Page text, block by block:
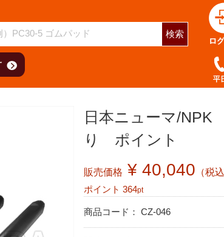
検索
日本ニューマ/
り ポイント
販売価格 ¥ 40,040 （税込
ポイント 364pt
商品コード： CZ-046